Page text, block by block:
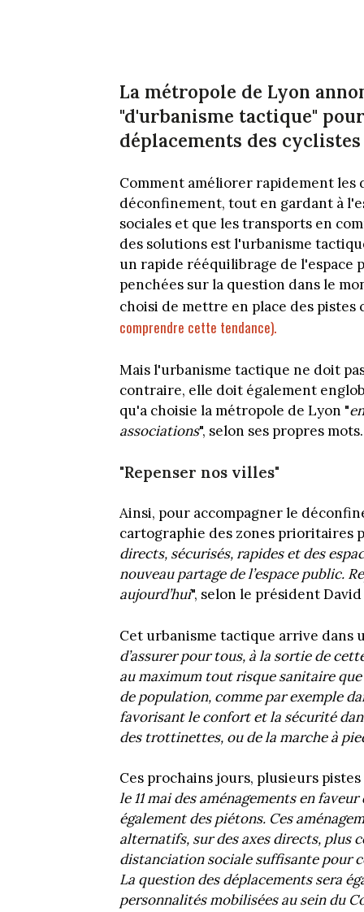
La métropole de Lyon
"d'urbanisme tactique"
déplacements des
Comment améliorer rapidement les
déconfinement, tout en gardant à
sociales et que les transports en
des solutions est l'urbanisme
un rapide rééquilibrage de l'espace
penchées sur la question dans le
choisi de mettre en place des pistes
comprendre cette tendance).
Mais l'urbanisme tactique ne doit
contraire, elle doit également
qu'a choisie la métropole de Lyon "
associations", selon ses propres mots.
"Repenser nos villes"
Ainsi, pour accompagner le
cartographie des zones prioritaires
directs, sécurisés, rapides et des
nouveau partage de l’espace public.
aujourd’hui", selon le président
Cet urbanisme tactique arrive dans
d’assurer pour tous, à la sortie de
au maximum tout risque sanitaire
de population, comme par exemple
favorisant le confort et la sécurité
des trottinettes, ou de la marche à
Ces prochains jours, plusieurs
le 11 mai des aménagements en
également des piétons. Ces
alternatifs, sur des axes directs, plus
distanciation sociale suffisante pour
La question des déplacements sera
personnalités mobilisées au sein du